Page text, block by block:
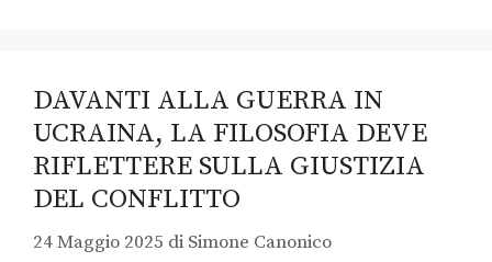
DAVANTI ALLA GUERRA IN
UCRAINA, LA FILOSOFIA DEVE
RIFLETTERE SULLA GIUSTIZIA
DEL CONFLITTO
24 Maggio 2025 di Simone Canonico